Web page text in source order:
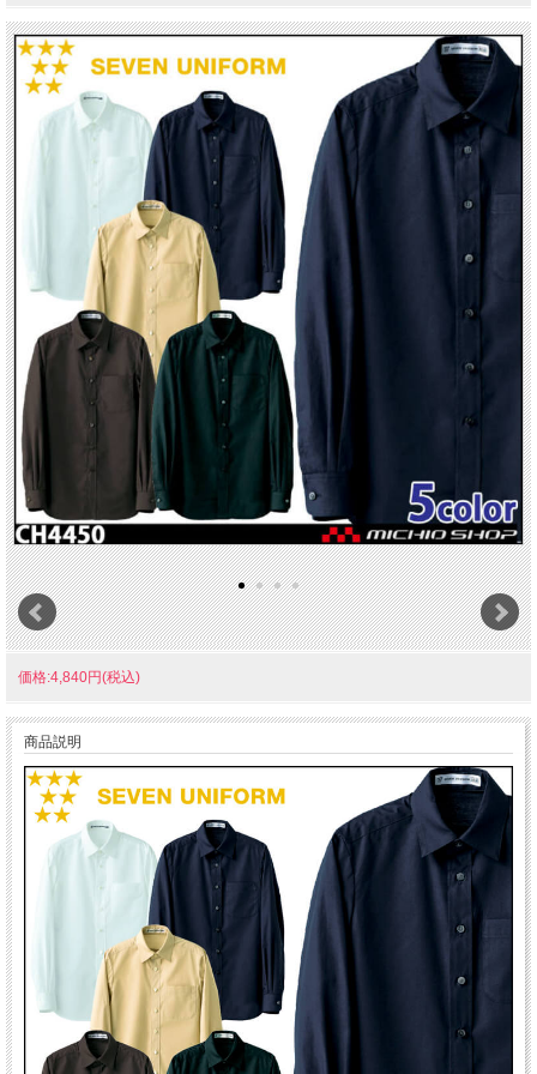
価格:4,840円(税込)
商品説明